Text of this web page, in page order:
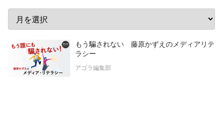
もう騙されない 藤原かずえのメディアリテ
ラシー
アゴラ編集部